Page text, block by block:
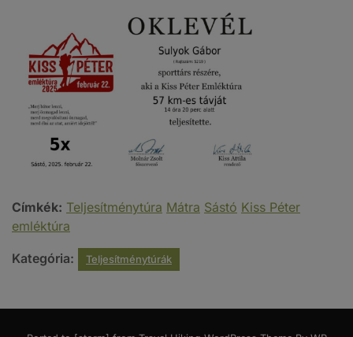
Címkék: Teljesítménytúra Mátra Sástó Kiss Péter
emléktúra
Kategória: Teljesítménytúrák